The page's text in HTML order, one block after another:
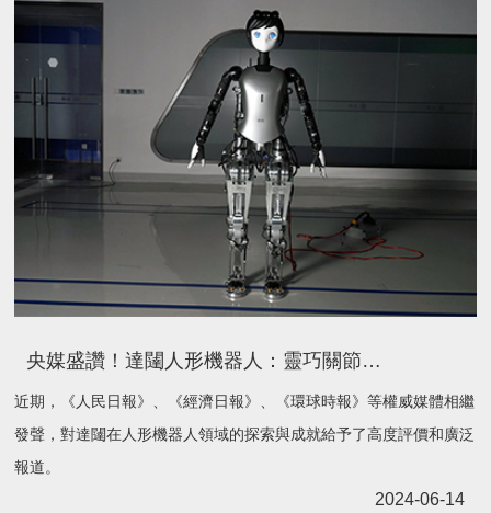
央媒盛讚！達闥人形機器人：靈巧關節融合智慧內核，加速實現通用智能服務
近期，《人民日報》、《經濟日報》、《環球時報》等權威媒體相繼
發聲，對達闥在人形機器人領域的探索與成就給予了高度評價和廣泛
報道。
2024-06-14